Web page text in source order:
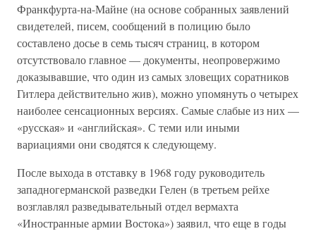
Франкфурта-на-Майне (на основе собранных заявлений
свидетелей, писем, сообщений в полицию было
составлено досье в семь тысяч страниц, в котором
отсутствовало главное — документы, неопровержимо
доказывавшие, что один из самых зловещих соратников
Гитлера действительно жив), можно упомянуть о четырех
наиболее сенсационных версиях. Самые слабые из них —
«русская» и «английская». С теми или иными
вариациями они сводятся к следующему.
После выхода в отставку в 1968 году руководитель
западногерманской разведки Гелен (в третьем рейхе
возглавлял разведывательный отдел вермахта
«Иностранные армии Востока») заявил, что еще в годы